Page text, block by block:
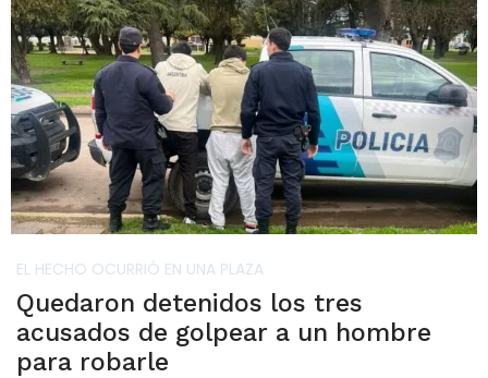
EL HECHO OCURRIÓ EN UNA PLAZA
Quedaron detenidos los tres
acusados de golpear a un hombre
para robarle